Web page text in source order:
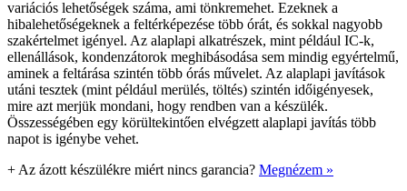
variációs lehetőségek száma, ami tönkremehet. Ezeknek a
hibalehetőségeknek a feltérképezése több órát, és sokkal nagyobb
szakértelmet igényel. Az alaplapi alkatrészek, mint például IC-k,
ellenállások, kondenzátorok meghibásodása sem mindig egyértelmű,
aminek a feltárása szintén több órás művelet. Az alaplapi javítások
utáni tesztek (mint például merülés, töltés) szintén időigényesek,
mire azt merjük mondani, hogy rendben van a készülék.
Összességében egy körültekintően elvégzett alaplapi javítás több
napot is igénybe vehet.
+ Az ázott készülékre miért nincs garancia? Megnézem »